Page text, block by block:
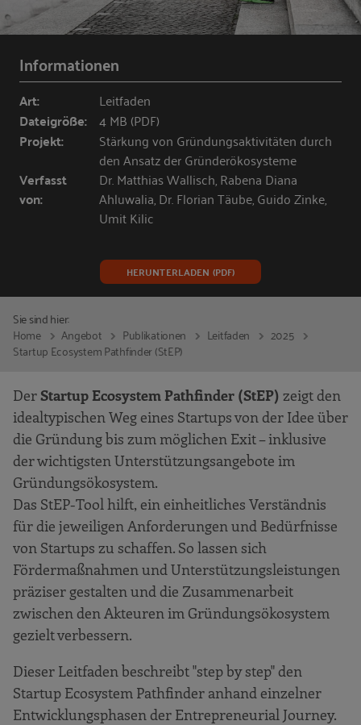
Informationen
Art: Leitfaden
Dateigröße: 4 MB (PDF)
Projekt:
Stärkung von Gründungsaktivitäten durch
den Ansatz der Gründerökosysteme
Verfasst
von:
Dr. Matthias Wallisch, Rabena Diana
Ahluwalia, Dr. Florian Täube, Guido Zinke,
Umit Kilic
HERUNTERLADEN (PDF)
Sie sind hier:
Home
Angebot Publikationen Leitfaden
2025
Startup Ecosystem Pathfinder (StEP)
DerStartup Ecosystem Pathfinder (StEP) zeigt den
idealtypischen Weg eines Startups von der Idee über
die Gründung bis zum möglichen Exit – inklusive
der wichtigsten Unterstützungsangebote im
Gründungsökosystem.
Das StEP-Tool hilft, ein einheitliches Verständnis
für die jeweiligen Anforderungen und Bedürfnisse
von Startups zu schaffen. So lassen sich
Fördermaßnahmen und Unterstützungsleistungen
präziser gestalten und die Zusammenarbeit
zwischen den Akteuren im Gründungsökosystem
gezielt verbessern.
Dieser Leitfaden beschreibt "step by step" den
Startup Ecosystem Pathfinder anhand einzelner
Entwicklungsphasen der Entrepreneurial Journey.